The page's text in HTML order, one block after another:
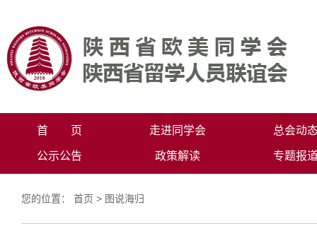
首 页 走进同学会 总会动
公示公告 政策解读 专题报
您的位置： 首页 > 图说海归